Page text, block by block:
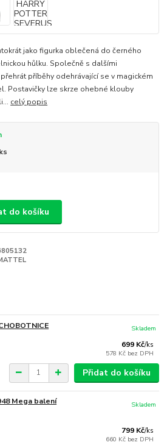
jako figurka oblečená do černého
hůlku. Společně s dalšími
příběhy odehrávající se v magickém
Postavičky lze skrze ohebné klouby
celý popis
do košíku
699 Kč/ks
578 Kč bez DPH
Skladem
Přidat do košíku
Mega balení
799 Kč/ks
660 Kč bez DPH
Skladem